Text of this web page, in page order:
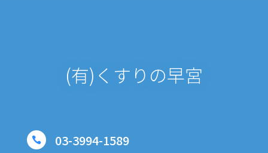
(有)くすりの早宮
 03-3994-1589